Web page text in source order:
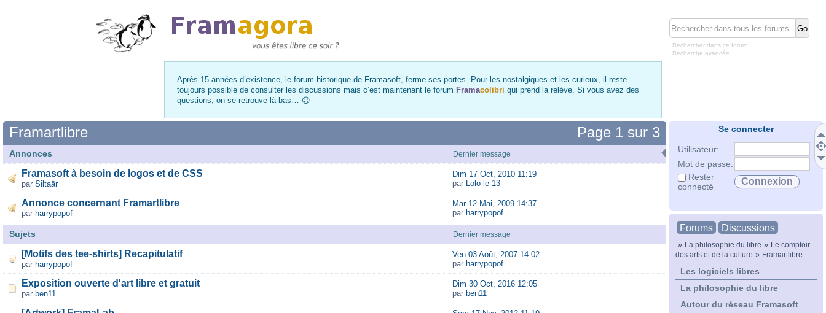
Rechercher dans ce forum
Recherche avancée
Après 15 années d’existence, le forum historique de Framasoft, ferme ses portes. Pour les nostalgiques et les curieux, il reste
toujours possible de consulter les discussions mais c’est maintenant le forum Framacolibri qui prend la relève. Si vous avez des
questions, on se retrouve là-bas… 😉
Se connecter
Utilisateur:
Mot de passe:
Rester
connecté
Forums Discussions
» La philosophie du libre » Le comptoir
des arts et de la culture » Framartlibre
Les logiciels libres
La philosophie du libre
Autour du réseau Framasoft
Page 1 sur 3
Framartlibre
Annonces Dernier message
Framasoft à besoin de logos et de CSS
par Siltaär
Dim 17 Oct, 2010 11:19
par Lolo le 13
Annonce concernant Framartlibre
par harrypopof
Mar 12 Mai, 2009 14:37
par harrypopof
Sujets Dernier message
[Motifs des tee-shirts] Recapitulatif
par harrypopof
Ven 03 Août, 2007 14:02
par harrypopof
Exposition ouverte d'art libre et gratuit
par ben11
Dim 30 Oct, 2016 12:05
par ben11